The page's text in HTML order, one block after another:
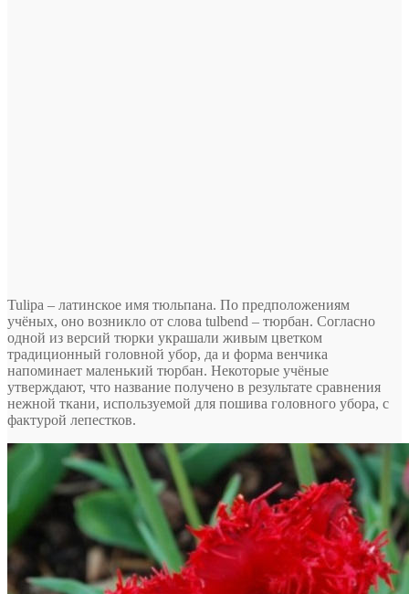
Tulipa – латинское имя тюльпана. По предположениям
учёных, оно возникло от слова tulbend – тюрбан. Согласно
одной из версий тюрки украшали живым цветком
традиционный головной убор, да и форма венчика
напоминает маленький тюрбан. Некоторые учёные
утверждают, что название получено в результате сравнения
нежной ткани, используемой для пошива головного убора, с
фактурой лепестков.